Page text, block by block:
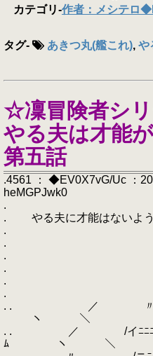
カテゴリ-作者：メシテロ
タグ- あきつ丸(艦これ), や
☆凜冒険者シ
やる夫は才能
第五話
.4561 ： ◆EV0X7vG/Uc ：
heMGPJwk0
.
. やる夫に才能はないよ
.
. 第五
.
.
.
.
. . ／ 〃 ,.ィ升ﾆﾆﾆ
ヽ ＼
. . ／ /イﾆﾆﾆﾆﾆﾆ＜
ﾑ ヽ ＼